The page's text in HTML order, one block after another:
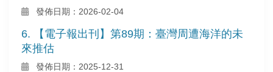
發佈日期：2026-02-04
6. 【電子報出刊】第89期：臺灣周遭海洋的未
來推估
發佈日期：2025-12-31